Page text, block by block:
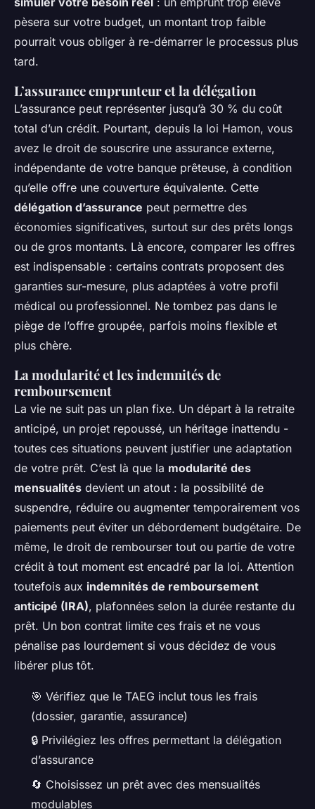
pèsera sur votre budget, un montant trop faible
pourrait vous obliger à re-démarrer le processus plus
tard.
L’assurance emprunteur et la délégation
L’assurance peut représenter jusqu’à 30 % du coût
total d’un crédit. Pourtant, depuis la loi Hamon, vous
avez le droit de souscrire une assurance externe,
indépendante de votre banque prêteuse, à condition
qu’elle offre une couverture équivalente. Cette
délégation d’assurance peut permettre des
économies significatives, surtout sur des prêts longs
ou de gros montants. Là encore, comparer les offres
est indispensable : certains contrats proposent des
garanties sur-mesure, plus adaptées à votre profil
médical ou professionnel. Ne tombez pas dans le
piège de l’offre groupée, parfois moins flexible et
plus chère.
La modularité et les indemnités de
remboursement
La vie ne suit pas un plan fixe. Un départ à la retraite
anticipé, un projet repoussé, un héritage inattendu -
toutes ces situations peuvent justifier une adaptation
de votre prêt. C’est là que la modularité des
mensualités devient un atout : la possibilité de
suspendre, réduire ou augmenter temporairement vos
paiements peut éviter un débordement budgétaire. De
même, le droit de rembourser tout ou partie de votre
crédit à tout moment est encadré par la loi. Attention
toutefois aux indemnités de remboursement
anticipé (IRA), plafonnées selon la durée restante du
prêt. Un bon contrat limite ces frais et ne vous
pénalise pas lourdement si vous décidez de vous
libérer plus tôt.
🎯 Vérifiez que le TAEG inclut tous les frais
(dossier, garantie, assurance)
🔒 Privilégiez les offres permettant la délégation
d’assurance
🔄 Choisissez un prêt avec des mensualités
modulables